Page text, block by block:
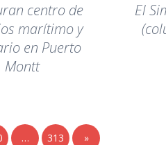
centro de
marítimo y
en Puerto
Montt
El
… 313 »